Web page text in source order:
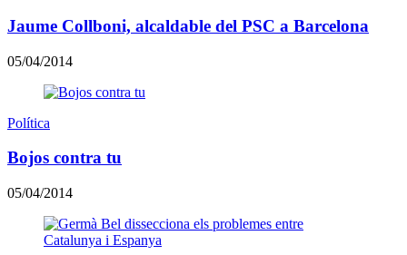
Jaume Collboni, alcaldable del PSC a Barcelona
05/04/2014
Política
Bojos contra tu
05/04/2014